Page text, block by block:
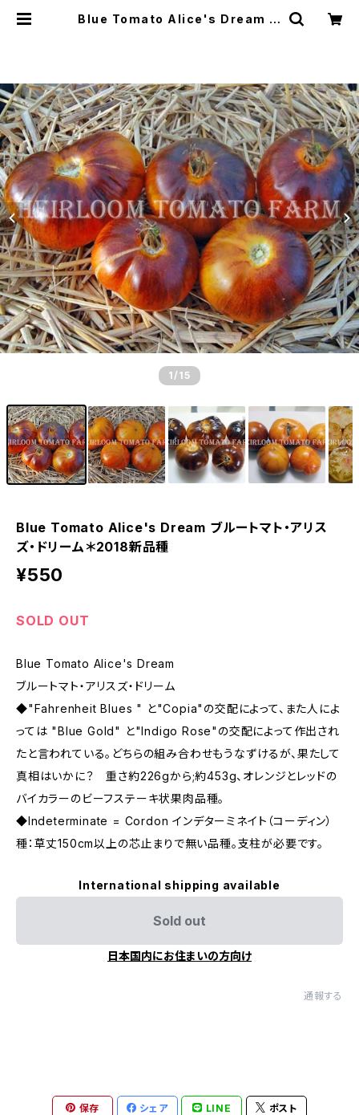
Blue Tomato Alice's Dream ブ
1 /15
Blue Tomato Alice's Dream ブルートマト・アリス
ズ・ドリーム＊2018新品種
¥550
SOLD OUT
Blue Tomato Alice's Dream
ブルートマト・アリスズ・ドリーム
◆"Fahrenheit Blues " と"Copia"の交配によって、また人によ
っては "Blue Gold" と"Indigo Rose"の交配によって作出され
たと言われている。どちらの組み合わせもうなずけるが、果たして
真相はいかに？ 重さ約226gから;約453g、オレンジとレッドの
バイカラーのビーフステーキ状果肉品種。
◆Indeterminate = Cordon インデターミネイト（コーディン）
種：草丈150cm以上の芯止まりで無い品種。支柱が必要です。
International shipping available
Sold out
日本国内にお住まいの方向け
通報する
保存 シェア LINE ポスト